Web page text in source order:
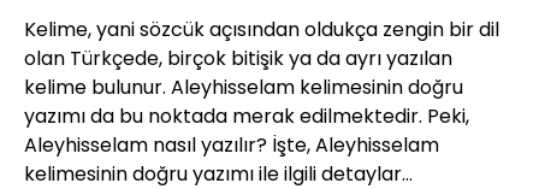
Kelime, yani sözcük açısından oldukça zengin bir dil
olan Türkçede, birçok bitişik ya da ayrı yazılan
kelime bulunur. Aleyhisselam kelimesinin doğru
yazımı da bu noktada merak edilmektedir. Peki,
Aleyhisselam nasıl yazılır? İşte, Aleyhisselam
kelimesinin doğru yazımı ile ilgili detaylar…